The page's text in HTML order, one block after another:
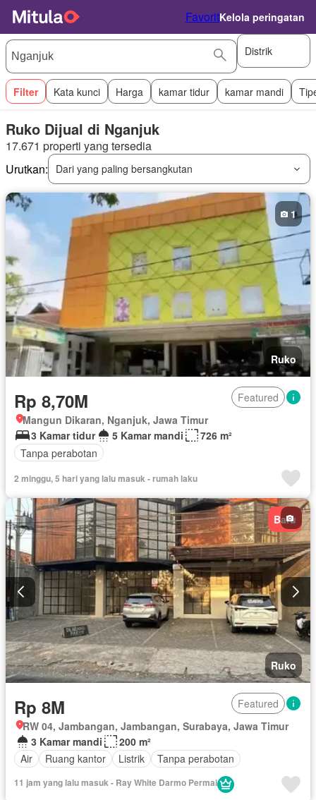
FavoritKelola peringatan
Distrik
Filter Kata kunci Harga kamar tidur kamar mandi
Ruko Dijual di Nganjuk
17.671 properti yang tersedia
Urutkan:
Dari yang paling bersangkutan
Ruko
1
Rp 8,70M
Featured
Mangun Dikaran, Nganjuk, Jawa Timur
3 Kamar tidur
5 Kamar mandi
726 m²
Tanpa perabotan
2 minggu, 5 hari yang lalu masuk - rumah laku
Baru
Ruko
Rp 8M
Featured
RW 04, Jambangan, Jambangan, Surabaya, Jawa Timur
3 Kamar mandi
200 m²
Air
Ruang kantor Listrik Tanpa perabotan
11 jam yang lalu masuk - Ray White Darmo Permai